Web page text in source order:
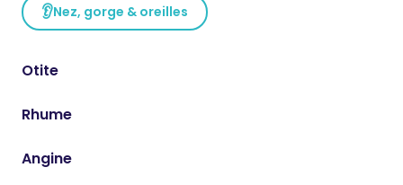
👂Nez, gorge & oreilles
Otite
Rhume
Angine